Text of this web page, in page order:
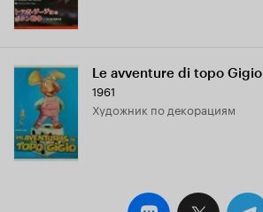
Le avventure di topo Gigio
1961
Художник по декорациям